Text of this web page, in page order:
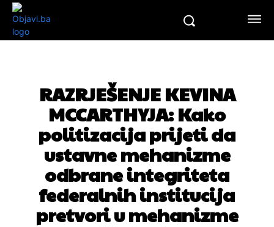
RAZRJEŠENJE KEVINA
MCCARTHYJA: Kako
politizacija prijeti da
ustavne mehanizme
odbrane integriteta
federalnih institucija
pretvori u mehanizme